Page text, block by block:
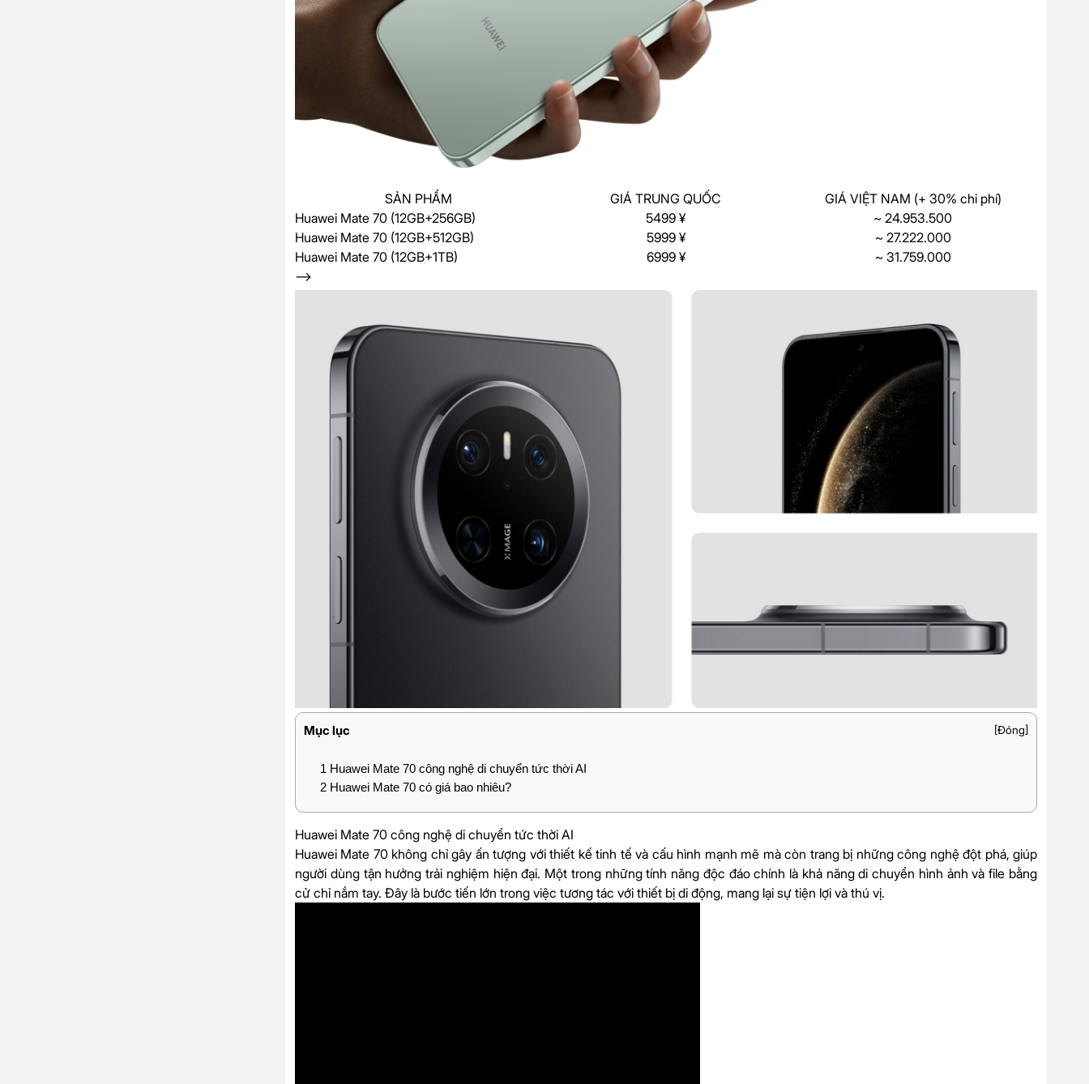
SẢN PHẨM GIÁ TRUNG QUỐC
GIÁ VIỆT NAM (+ 30% chi phí)
Huawei Mate 70 (12GB+256GB)
5499 ¥
~ 24.953.500
Huawei Mate 70 (12GB+512GB)
5999 ¥
~ 27.222.000
Huawei Mate 70 (12GB+1TB)
6999 ¥
~ 31.759.000
-->
Mục lục [Đóng]
1 Huawei Mate 70 công nghệ di chuyển tức thời AI
2 Huawei Mate 70 có giá bao nhiêu?
Huawei Mate 70 công nghệ di chuyển tức thời AI
Huawei Mate 70 không chỉ gây ấn tượng với thiết kế tinh tế và cấu hình mạnh mẽ mà còn trang bị những công nghệ đột phá, giúp
người dùng tận hưởng trải nghiệm hiện đại. Một trong những tính năng độc đáo chính là khả năngdi chuyển hình ảnh và file bằng
cử chỉ nắm tay. Đây là bước tiến lớn trong việc tương tác với thiết bị di động, mang lại sự tiện lợi và thú vị.